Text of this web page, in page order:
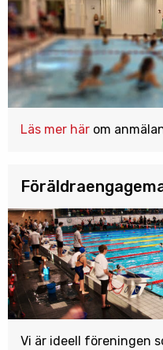
Läs mer här om
Vi är ideell föreningen